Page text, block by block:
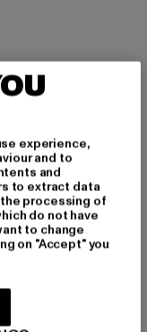
34%
DE
experience,
and to
and
to extract data
processing of
do not have
to change
on "Accept" you